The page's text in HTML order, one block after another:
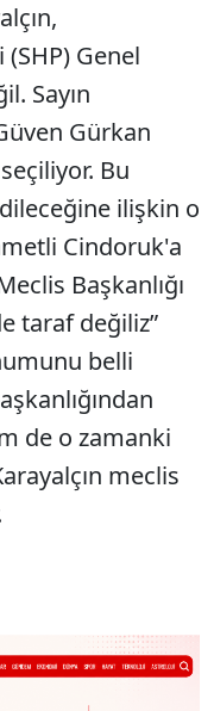
Genel
Sayın
Gürkan
Bu
ilişkin o
Cindoruk'a
Başkanlığı
taraf değiliz”
belli
de o zamanki
meclis